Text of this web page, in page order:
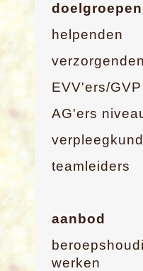
doelgroepen
helpenden
EVV'ers/
AG'ers
teamleiders
aanbod
werken